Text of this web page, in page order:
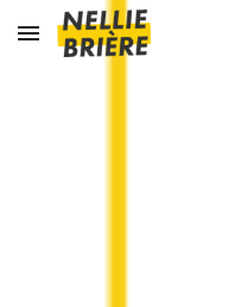
Skip to main content